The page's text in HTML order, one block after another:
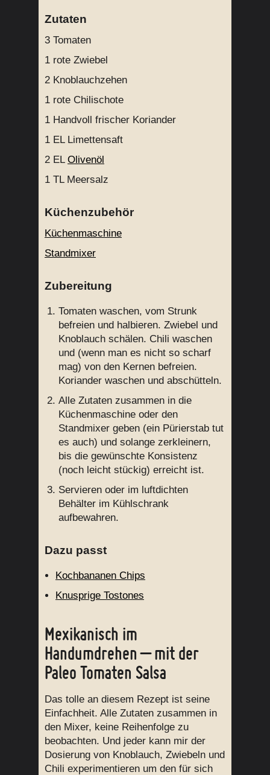
Zutaten
3 Tomaten
1 rote Zwiebel
2 Knoblauchzehen
1 rote Chilischote
1 Handvoll frischer Koriander
1 EL Limettensaft
2 EL Olivenöl
1 TL Meersalz
Küchenzubehör
Küchenmaschine
Standmixer
Zubereitung
Tomaten waschen, vom Strunk
befreien und halbieren. Zwiebel und
Knoblauch schälen. Chili waschen
und (wenn man es nicht so scharf
mag) von den Kernen befreien.
Koriander waschen und abschütteln.
Alle Zutaten zusammen in die
Küchenmaschine oder den
Standmixer geben (ein Pürierstab tut
es auch) und solange zerkleinern,
bis die gewünschte Konsistenz
(noch leicht stückig) erreicht ist.
Servieren oder im luftdichten
Behälter im Kühlschrank
aufbewahren.
Dazu passt
Kochbananen Chips
Knusprige Tostones
Mexikanisch im
Handumdrehen – mit der
Paleo Tomaten Salsa
Das tolle an diesem Rezept ist seine
Einfachheit. Alle Zutaten zusammen in
den Mixer, keine Reihenfolge zu
beobachten. Und jeder kann mir der
Dosierung von Knoblauch, Zwiebeln und
Chili experimentieren um den für sich